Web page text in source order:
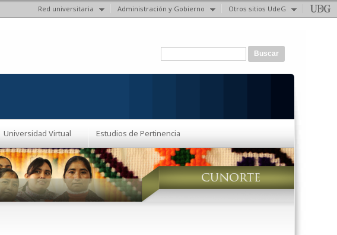
Red universitaria Administración y Gobierno Otros sitios UdeG
Formulario de búsqueda
Universidad Virtual Estudios de Pertinencia